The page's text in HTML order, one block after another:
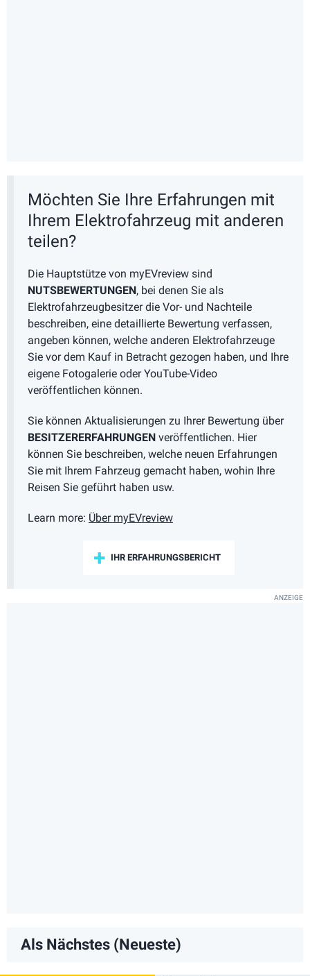
Möchten Sie Ihre Erfahrungen mit
Ihrem Elektrofahrzeug mit anderen
teilen?
Die Hauptstütze von myEVreview sind
NUTSBEWERTUNGEN, bei denen Sie als
Elektrofahrzeugbesitzer die Vor- und Nachteile
beschreiben, eine detaillierte Bewertung verfassen,
angeben können, welche anderen Elektrofahrzeuge
Sie vor dem Kauf in Betracht gezogen haben, und Ihre
eigene Fotogalerie oder YouTube-Video
veröffentlichen können.
Sie können Aktualisierungen zu Ihrer Bewertung über
BESITZERERFAHRUNGEN veröffentlichen. Hier
können Sie beschreiben, welche neuen Erfahrungen
Sie mit Ihrem Fahrzeug gemacht haben, wohin Ihre
Reisen Sie geführt haben usw.
Learn more: Über myEVreview
IHR ERFAHRUNGSBERICHT
Als Nächstes (Neueste)